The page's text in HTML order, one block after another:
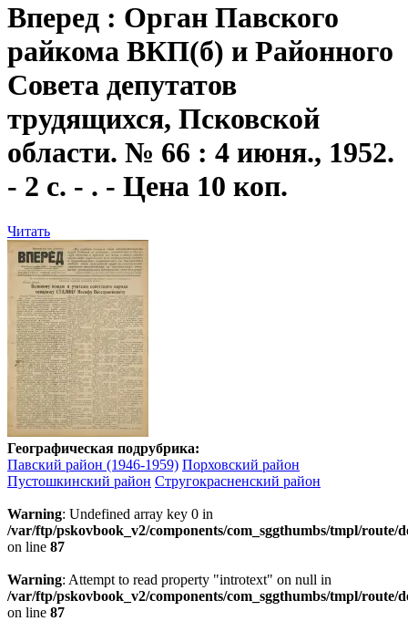
Вперед : Орган Павского
райкома ВКП(б) и Районного
Совета депутатов
трудящихся, Псковской
области. № 66 : 4 июня., 1952.
- 2 с. - . - Цена 10 коп.
Читать
Географическая подрубрика:
Павский район (1946-1959) Порховский район
Пустошкинский район Стругокрасненский район
Warning: Undefined array key 0 in
/var/ftp/pskovbook_v2/components/com_sggthumbs/tmpl/route/
on line 87
Warning: Attempt to read property "introtext" on null in
/var/ftp/pskovbook_v2/components/com_sggthumbs/tmpl/route/
on line 87